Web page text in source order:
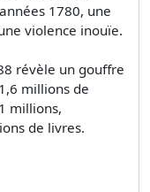
1780, une
violence inouïe.
révèle un gouffre
millions de
millions,
de livres.